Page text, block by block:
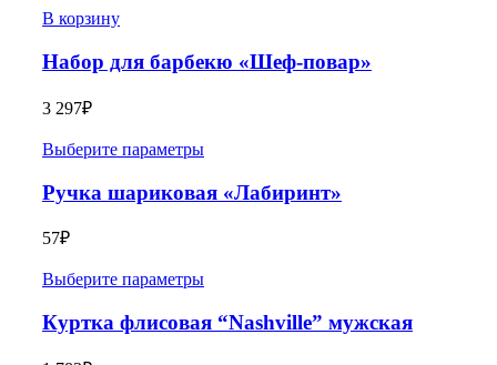
В корзину
Набор для барбекю «Шеф-повар»
3 297₽
Выберите параметры
Ручка шариковая «Лабиринт»
57₽
Выберите параметры
Куртка флисовая “Nashville” мужская